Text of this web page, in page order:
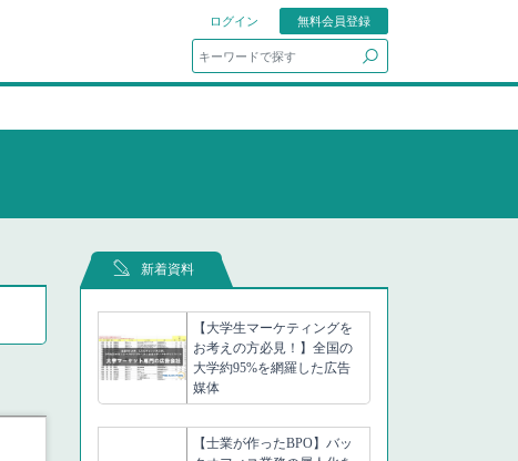
ログイン
無料会員登録
新着資料
【大学生マーケティングを
お考えの方必見！】全国の
大学約95%を網羅した広告
媒体
【士業が作ったBPO】バッ